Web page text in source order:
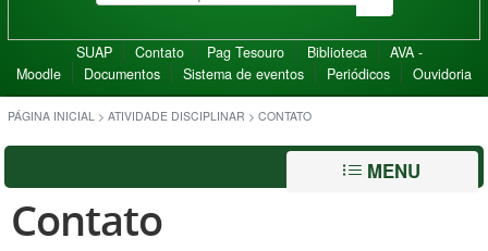
SUAP Contato Pag Tesouro Biblioteca
AVA -
Moodle
Documentos Sistema de eventos Periódicos Ouvidoria
PÁGINA INICIAL > ATIVIDADE DISCIPLINAR > CONTATO
MENU
Contato